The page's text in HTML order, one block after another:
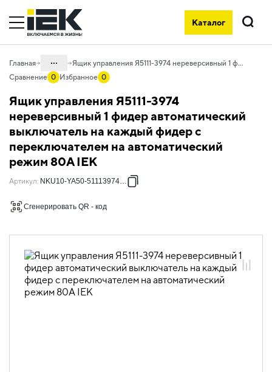
Каталог
Поиск
Главная ...
50. Типовые решения НКУ
50.10 Ящики управления
50.10.01 НКУ ящики управления
электродвигателями Я5000
Ящик управления Я5111-3974 нереверсивный 1 фидер автоматический выключатель на каждый фидер с переключателем на автоматический режим 80А IEK
Сравнение 0 Избранное 0
Ящик управления Я5111-3974
нереверсивный 1 фидер автоматический
выключатель на каждый фидер с
переключателем на автоматический
режим 80А IEK
Артикул: NKU10-YA50-51113974-01
Сгенерировать QR - код